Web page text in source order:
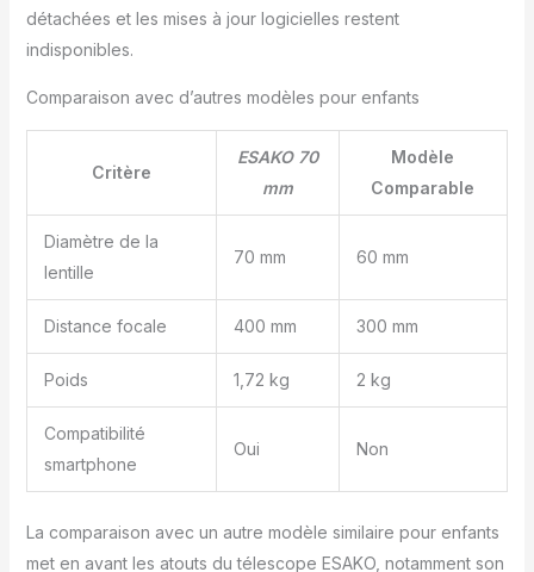
des questions sur
contacter.
détachées et les mises à jour logicielles restent
indisponibles.
Comparaison avec d’autres modèles pour enfants
Critère
ESAKO 70
mm
Modèle
Comparable
Diamètre de la
lentille
70 mm 60 mm
Distance focale 400 mm 300 mm
Poids 1,72 kg 2 kg
Compatibilité
smartphone
Oui Non
La comparaison avec un autre modèle similaire pour enfants
met en avant les atouts du télescope ESAKO, notamment son